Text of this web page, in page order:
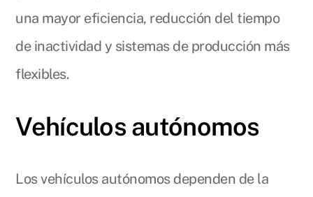
una mayor eficiencia, reducción del tiempo
de inactividad y sistemas de producción más
flexibles.
Vehículos autónomos
Los vehículos autónomos dependen de la